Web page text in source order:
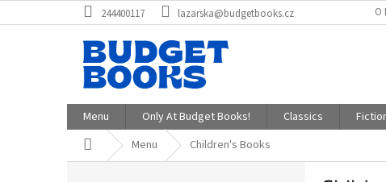
na
244400117 lazarska@budgetbooks.cz O
Menu Only At Budget Books! Classics
Domů Menu Children's Books